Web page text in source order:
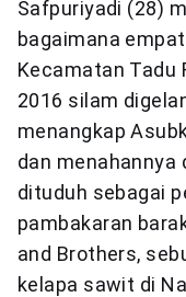
Safpuriyadi (28)
bagaimana
Kecamatan Tadu
2016 silam
menangkap
dan menahannya
dituduh sebagai
pambakaran
and Brothers,
kelapa sawit di